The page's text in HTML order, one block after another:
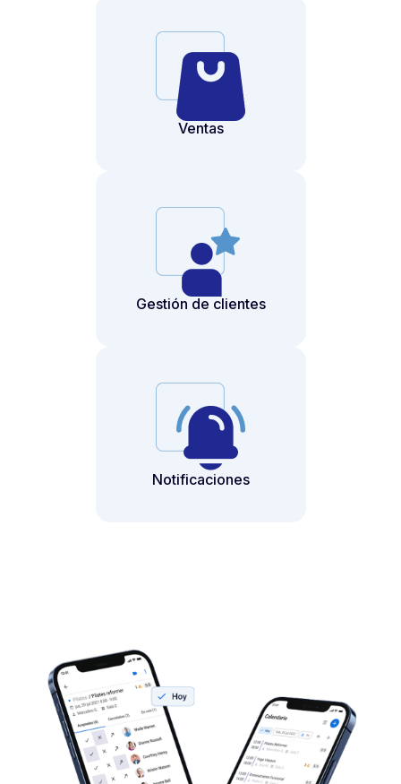
Ventas
Gestión de clientes
Notificaciones